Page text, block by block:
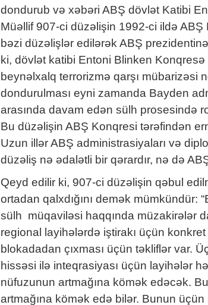
dondurub və xəbəri ABŞ dövlət Katibi
Müəllif 907-ci düzəlişin 1992-ci ildə
bəzi düzəlişlər edilərək ABŞ
ki, dövlət katibi Entoni Blinken
beynəlxalq terrorizmə qarşı mübarizəsi
dondurulması eyni zamanda Bayden
arasında davam edən sülh prosesində
Bu düzəlişin ABŞ Konqresi tərəfindən
Uzun illər ABŞ administrasiyaları və
düzəliş nə ədalətli bir qərardır, nə də
Qeyd edilir ki, 907-ci düzəlişin qəbul
ortadan qalxdığını demək
sülh müqaviləsi haqqında müzakirələr
regional layihələrdə iştirakı üçün
blokadadan çıxması üçün təkliflər var.
hissəsi ilə inteqrasiyası üçün layihələr
nüfuzunun artmağına kömək edəcək.
artmağına kömək edə bilər. Bunun